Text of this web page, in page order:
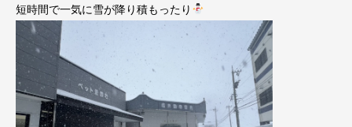
短時間で一気に雪が降り積もったり